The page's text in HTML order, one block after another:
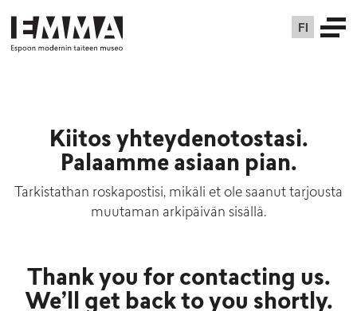
FI
Kiitos yhteydenotostasi.
Palaamme asiaan pian.
Tarkistathan roskapostisi, mikäli et ole saanut tarjousta
muutaman arkipäivän sisällä.
Thank you for contacting us.
We’ll get back to you shortly.